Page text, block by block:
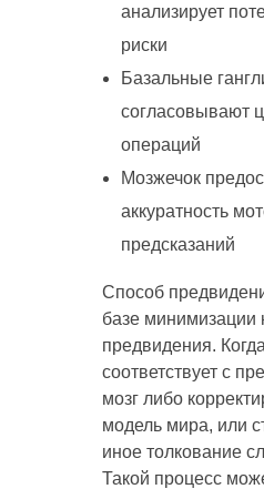
анализирует
риски
Базальные
согласовывают
операций
Мозжечок
аккуратность
предсказаний
Способ
базе минимизации
предвидения.
соответствует с
мозг либо
модель мира, или
иное толкование
Такой процесс